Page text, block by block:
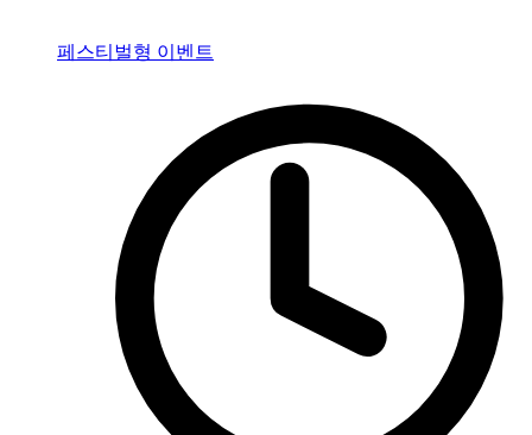
페스티벌형 이벤트